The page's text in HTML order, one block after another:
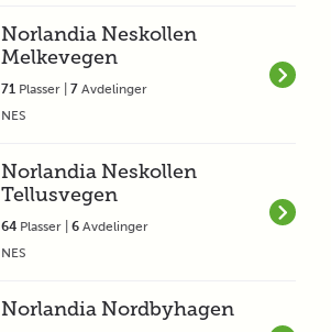
Norlandia Neskollen
Melkevegen
71 Plasser | 7 Avdelinger
NES
Norlandia Neskollen
Tellusvegen
64 Plasser | 6 Avdelinger
NES
Norlandia Nordbyhagen